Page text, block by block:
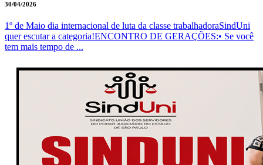
30/04/2026
1º de Maio dia internacional de luta da classe trabalhadoraSindUni
quer escutar a categoria!ENCONTRO DE GERAÇÕES:• Se você
tem mais tempo de ...